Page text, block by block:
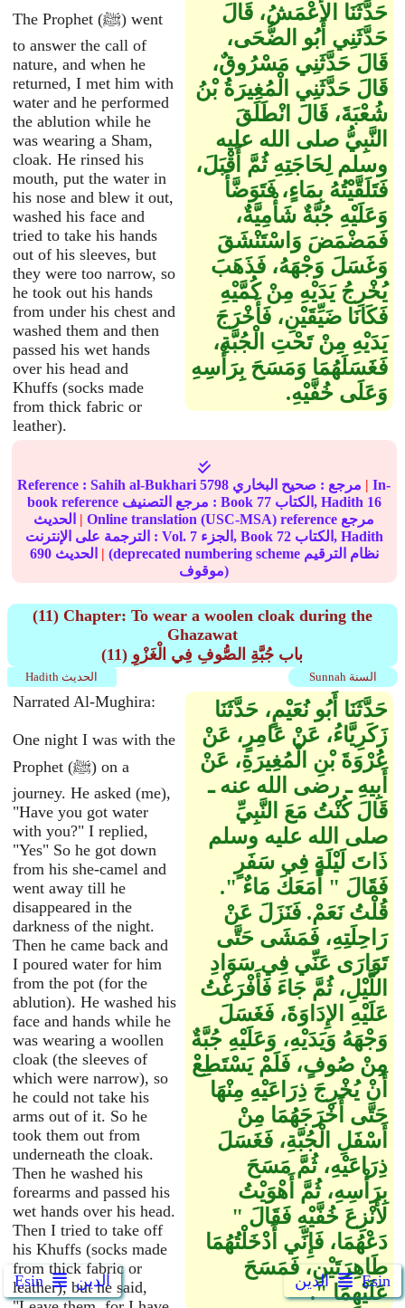
Ẹsin الدين الدين Ẹsin
The Prophet (ﷺ) went
to answer the call of
nature, and when he
returned, I met him with
water and he performed
the ablution while he
was wearing a Sham,
cloak. He rinsed his
mouth, put the water in
his nose and blew it out,
washed his face and
tried to take his hands
out of his sleeves, but
they were too narrow, so
he took out his hands
from under his chest and
washed them and then
passed his wet hands
over his head and
Khuffs (socks made
from thick fabric or
leather).
حَدَّثَنَا الأَعْمَشُ، قَالَ
حَدَّثَنِي أَبُو الضُّحَى،
قَالَ حَدَّثَنِي مَسْرُوقٌ،
قَالَ حَدَّثَنِي الْمُغِيرَةُ بْنُ
شُعْبَةَ، قَالَ انْطَلَقَ
النَّبِيُّ صلى الله عليه
وسلم لِحَاجَتِهِ ثُمَّ أَقْبَلَ،
فَتَلَقَّيْتُهُ بِمَاءٍ، فَتَوَضَّأَ
وَعَلَيْهِ جُبَّةٌ شَأْمِيَّةٌ،
فَمَضْمَضَ وَاسْتَنْشَقَ
وَغَسَلَ وَجْهَهُ، فَذَهَبَ
يُخْرِجُ يَدَيْهِ مِنْ كُمَّيْهِ
فَكَانَا ضَيِّقَيْنِ، فَأَخْرَجَ
يَدَيْهِ مِنْ تَحْتِ الْجُبَّةِ،
فَغَسَلَهُمَا وَمَسَحَ بِرَأْسِهِ
وَعَلَى خُفَّيْهِ‏.‏
Reference :Sahih al-Bukhari 5798 مرجع : صحيح البخاري | In-
book reference مرجع التصنيف : Book 77 الكتاب, Hadith 16
| Online translation (USC-MSA) reference مرجع
الترجمة على الإنترنت : Vol. 7 الجزء, Book 72
الكتاب, Hadith
690
| (deprecated numbering scheme نظام الترقيم
موقوف)
(11) Chapter: To wear a woolen cloak during the
Ghazawat
(11) باب جُبَّةِ الصُّوفِ فِي الْغَزْوِ
Sunnah السنة Hadith الحديث
Narrated Al-Mughira:
One night I was with the
Prophet (ﷺ) on a
journey. He asked (me),
"Have you got water
with you?" I replied,
"Yes" So he got down
from his she-camel and
went away till he
disappeared in the
darkness of the night.
Then he came back and
I poured water for him
from the pot (for the
ablution). He washed his
face and hands while he
was wearing a woollen
cloak (the sleeves of
which were narrow), so
he could not take his
arms out of it. So he
took them out from
underneath the cloak.
Then he washed his
forearms and passed his
wet hands over his head.
Then I tried to take off
his Khuffs (socks made
from thick fabric or
leather), but he said,
حَدَّثَنَا أَبُو نُعَيْمٍ، حَدَّثَنَا
زَكَرِيَّاءُ، عَنْ عَامِرٍ، عَنْ
عُرْوَةَ بْنِ الْمُغِيرَةِ، عَنْ
أَبِيهِ ـ رضى الله عنه ـ
قَالَ كُنْتُ مَعَ النَّبِيِّ
صلى الله عليه وسلم
ذَاتَ لَيْلَةٍ فِي سَفَرٍ
فَقَالَ ‏"‏ أَمَعَكَ مَاءٌ ‏"‏‏.‏
قُلْتُ نَعَمْ‏.‏ فَنَزَلَ عَنْ
رَاحِلَتِهِ، فَمَشَى حَتَّى
تَوَارَى عَنِّي فِي سَوَادِ
اللَّيْلِ، ثُمَّ جَاءَ فَأَفْرَغْتُ
عَلَيْهِ الإِدَاوَةَ، فَغَسَلَ
وَجْهَهُ وَيَدَيْهِ، وَعَلَيْهِ جُبَّةٌ
مِنْ صُوفٍ، فَلَمْ يَسْتَطِعْ
أَنْ يُخْرِجَ ذِرَاعَيْهِ مِنْهَا
حَتَّى أَخْرَجَهُمَا مِنْ
أَسْفَلِ الْجُبَّةِ، فَغَسَلَ
ذِرَاعَيْهِ، ثُمَّ مَسَحَ
بِرَأْسِهِ، ثُمَّ أَهْوَيْتُ
لأَنْزِعَ خُفَّيْهِ فَقَالَ ‏"‏
دَعْهُمَا، فَإِنِّي أَدْخَلْتُهُمَا
طَاهِرَتَيْنِ، فَمَسَحَ
عَلَيْهِمَا ‏"‏‏.‏